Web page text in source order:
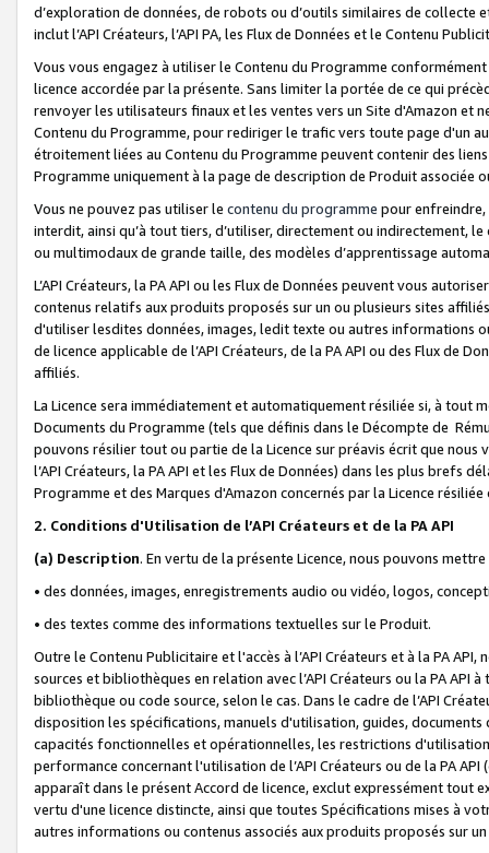
d’exploration de données, de robots ou d’outils similaires de
inclut l’API Créateurs, l’API PA, les Flux de Données et le Contenu
Vous vous engagez à utiliser le Contenu du Programme
licence accordée par la présente. Sans limiter la portée de ce qui
renvoyer les utilisateurs finaux et les ventes vers un Site d'Amazon et
Contenu du Programme, pour rediriger le trafic vers toute page d'un
étroitement liées au Contenu du Programme peuvent contenir des
Programme uniquement à la page de description de Produit associée
Vous ne pouvez pas utiliser le contenu du programme pour
interdit, ainsi qu’à tout tiers, d’utiliser, directement ou indirectement,
ou multimodaux de grande taille, des modèles d’apprentissage
L’API Créateurs, la PA API ou les Flux de Données peuvent vous
contenus relatifs aux produits proposés sur un ou plusieurs sites
d'utiliser lesdites données, images, ledit texte ou autres informations
de licence applicable de l’API Créateurs, de la PA API ou des Flux de
affiliés.
La Licence sera immédiatement et automatiquement résiliée si, à
Documents du Programme (tels que définis dans le Décompte de
pouvons résilier tout ou partie de la Licence sur préavis écrit que
l’API Créateurs, la PA API et les Flux de Données) dans les plus
Programme et des Marques d'Amazon concernés par la Licence
2. Conditions d'Utilisation de l’API Créateurs et de la PA API
(a) Description. En vertu de la présente Licence, nous pouvons
• des données, images, enregistrements audio ou vidéo, logos,
• des textes comme des informations textuelles sur le Produit.
Outre le Contenu Publicitaire et l'accès à l’API Créateurs et à la PA
sources et bibliothèques en relation avec l’API Créateurs ou la PA
bibliothèque ou code source, selon le cas. Dans le cadre de l’API
disposition les spécifications, manuels d'utilisation, guides,
capacités fonctionnelles et opérationnelles, les restrictions
performance concernant l'utilisation de l’API Créateurs ou de la PA
apparaît dans le présent Accord de licence, exclut expressément tout
vertu d'une licence distincte, ainsi que toutes Spécifications mises à
autres informations ou contenus associés aux produits proposés sur